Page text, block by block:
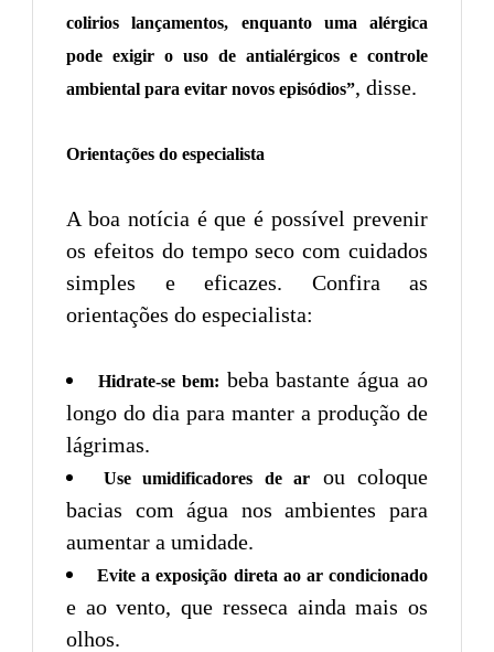
colirios lançamentos, enquanto uma alérgica
pode exigir o uso de antialérgicos e controle
ambiental para evitar novos episódios”, disse.
Orientações do especialista
A boa notícia é que é possível prevenir
os efeitos do tempo seco com cuidados
simples e eficazes. Confira as
orientações do especialista:
Hidrate-se bem: beba bastante água ao
longo do dia para manter a produção de
lágrimas.
Use umidificadores de ar
ou coloque
bacias com água nos ambientes para
aumentar a umidade.
Evite a exposição direta ao ar condicionado
e ao vento, que resseca ainda mais os
olhos.